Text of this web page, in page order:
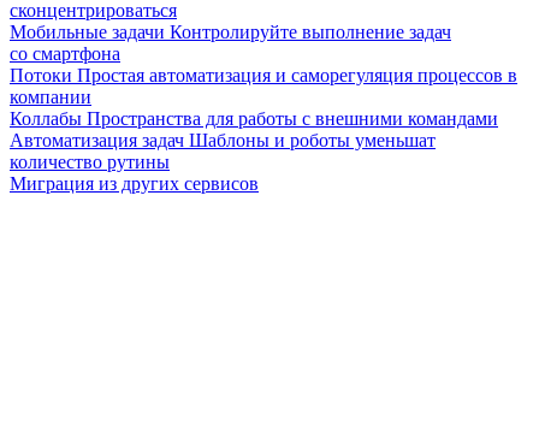
сконцентрироваться
Мобильные задачи Контролируйте выполнение задач
со смартфона
Потоки Простая автоматизация и саморегуляция процессов в
компании
Коллабы Пространства для работы с внешними командами
Автоматизация задач Шаблоны и роботы уменьшат
количество рутины
Миграция из других сервисов